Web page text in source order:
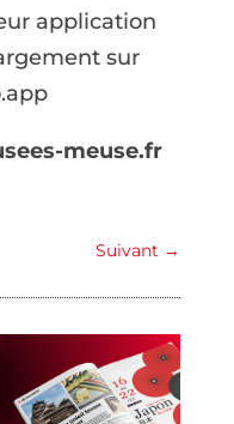
application
sur
meuse.fr
Suivant →